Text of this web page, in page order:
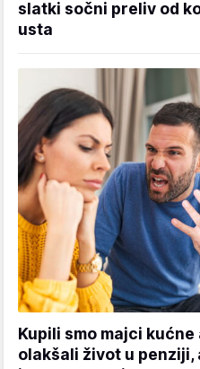
slatki sočni preliv od
usta
Kupili smo majci
olakšali život u penziji,